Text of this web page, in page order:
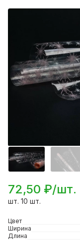
72,50 ₽/шт.
шт. 10 шт.
Цвет
Ширина
Длина